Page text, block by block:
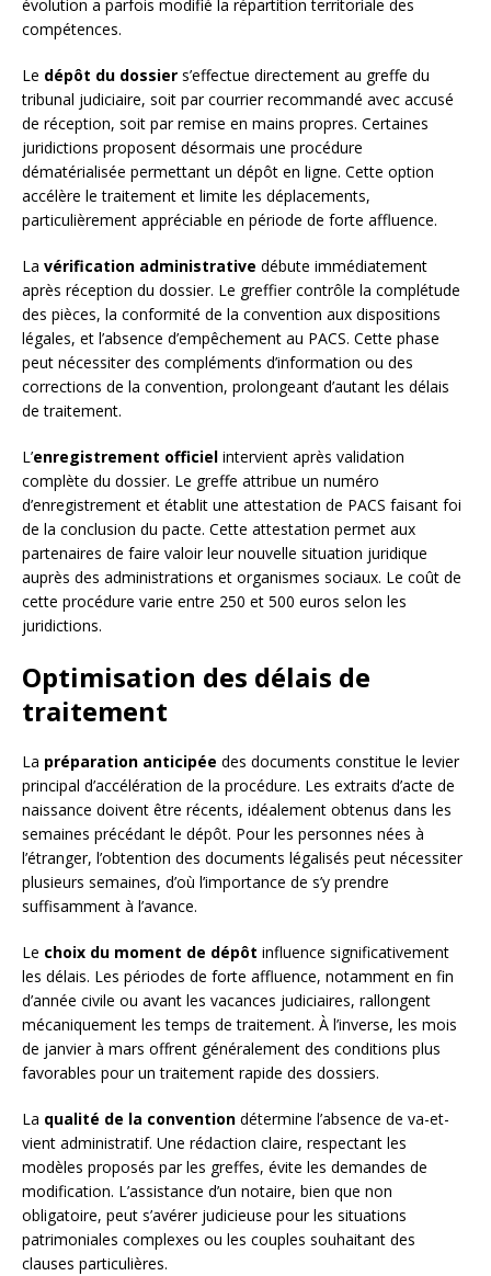
évolution a parfois modifié la répartition territoriale des
compétences.
Le dépôt du dossier s’effectue directement au greffe du
tribunal judiciaire, soit par courrier recommandé avec accusé
de réception, soit par remise en mains propres. Certaines
juridictions proposent désormais une procédure
dématérialisée permettant un dépôt en ligne. Cette option
accélère le traitement et limite les déplacements,
particulièrement appréciable en période de forte affluence.
La vérification administrative débute immédiatement
après réception du dossier. Le greffier contrôle la complétude
des pièces, la conformité de la convention aux dispositions
légales, et l’absence d’empêchement au PACS. Cette phase
peut nécessiter des compléments d’information ou des
corrections de la convention, prolongeant d’autant les délais
de traitement.
L’enregistrement officiel intervient après validation
complète du dossier. Le greffe attribue un numéro
d’enregistrement et établit une attestation de PACS faisant foi
de la conclusion du pacte. Cette attestation permet aux
partenaires de faire valoir leur nouvelle situation juridique
auprès des administrations et organismes sociaux. Le coût de
cette procédure varie entre 250 et 500 euros selon les
juridictions.
Optimisation des délais de
traitement
La préparation anticipée des documents constitue le levier
principal d’accélération de la procédure. Les extraits d’acte de
naissance doivent être récents, idéalement obtenus dans les
semaines précédant le dépôt. Pour les personnes nées à
l’étranger, l’obtention des documents légalisés peut nécessiter
plusieurs semaines, d’où l’importance de s’y prendre
suffisamment à l’avance.
Le choix du moment de dépôt influence significativement
les délais. Les périodes de forte affluence, notamment en fin
d’année civile ou avant les vacances judiciaires, rallongent
mécaniquement les temps de traitement. À l’inverse, les mois
de janvier à mars offrent généralement des conditions plus
favorables pour un traitement rapide des dossiers.
La qualité de la convention détermine l’absence de va-et-
vient administratif. Une rédaction claire, respectant les
modèles proposés par les greffes, évite les demandes de
modification. L’assistance d’un notaire, bien que non
obligatoire, peut s’avérer judicieuse pour les situations
patrimoniales complexes ou les couples souhaitant des
clauses particulières.